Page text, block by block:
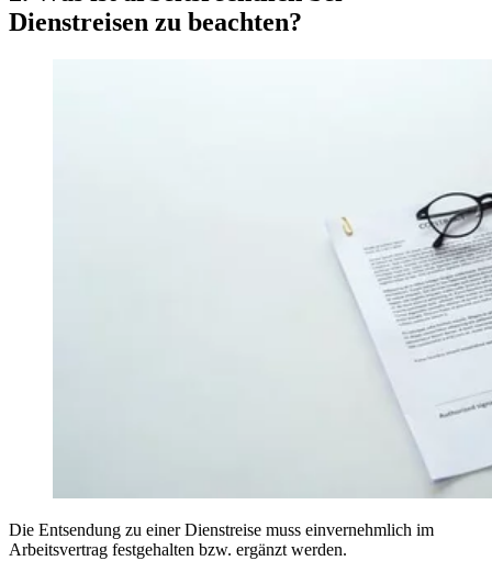
Dienstreisen zu beachten?
Die Entsendung zu einer Dienstreise muss einvernehmlich im
Arbeitsvertrag festgehalten bzw. ergänzt werden.